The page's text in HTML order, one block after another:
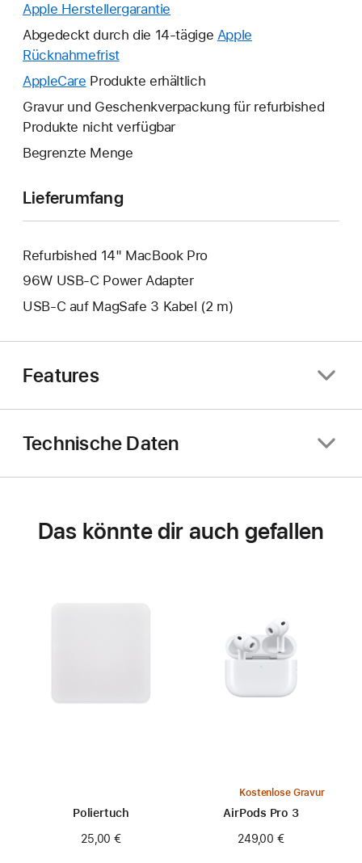
Apple Herstellergarantie
neues
geöffnet.
Abgedeckt durch die 14-tägige Apple
RücknahmefristEin
neues
wird
geöffnet.
AppleCare Ein
neues
Fenster
geöffnet.
Produkte erhältlich
Gravur und Geschenkverpackung für refurbished
Produkte nicht verfügbar
Begrenzte Menge
Lieferumfang
Refurbished 14" MacBook Pro
96W USB‑C Power Adapter
USB‑C auf MagSafe 3 Kabel (2 m)
Features
Technische Daten
Das könnte dir auch gefallen
Poliertuch
25,00 €
Kostenlose Gravur
AirPods Pro 3
249,00 €